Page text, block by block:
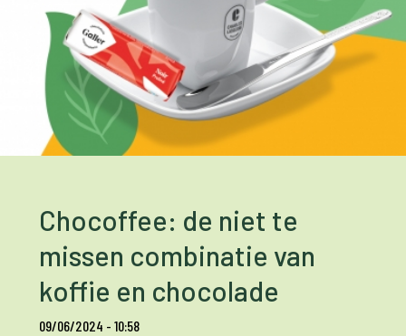
Chocoffee: de niet te
missen combinatie van
koffie en chocolade
09/06/2024 - 10:58